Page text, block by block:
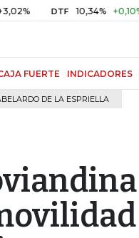
DTF 10,34% +0,10%
FUERTE INDICADORES
DE LA ESPRIELLA